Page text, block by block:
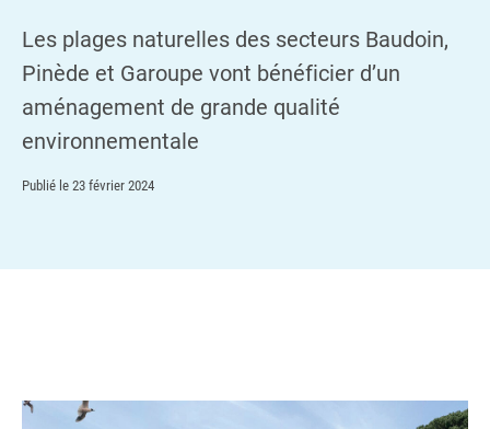
Les plages naturelles des secteurs Baudoin,
Pinède et Garoupe vont bénéficier d’un
aménagement de grande qualité
environnementale
Publié le 23 février 2024